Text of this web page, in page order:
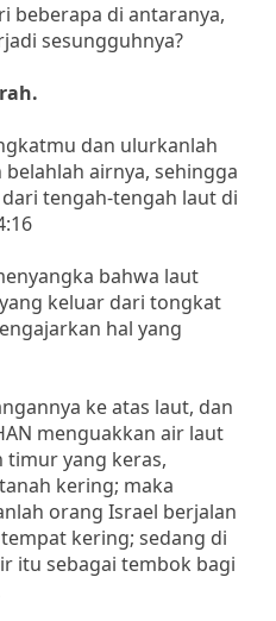
beberapa di antaranya,
sesungguhnya?
dan ulurkanlah
airnya, sehingga
tengah-tengah laut di
bahwa laut
keluar dari tongkat
hal yang
ke atas laut, dan
menguakkan air laut
timur yang keras,
kering; maka
orang Israel berjalan
kering; sedang di
itu sebagai tembok bagi